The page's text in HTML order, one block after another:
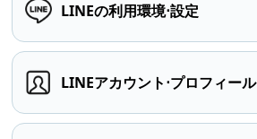
LINEの利用環境⋅設定
LINEアカウント⋅プロフィール